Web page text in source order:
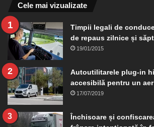
Cele mai vizualizate
Timpii legali de
de repaus zilnice și
19/01/2015
Autoutilitarele plug-in
accesibilă pentru un
17/07/2019
Închisoare și